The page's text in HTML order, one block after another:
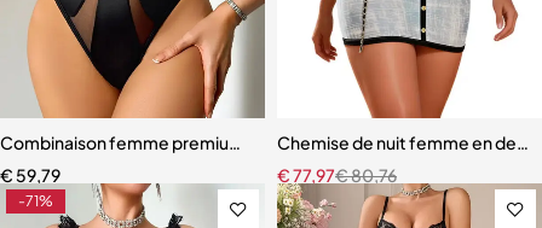
Combinaison femme premium – Design moderne avec effet galbant
€ 59,79
Chemise de nuit femme en
€80,76
€77,97
-71%